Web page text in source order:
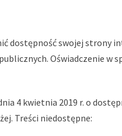
dostępność swojej strony
Oświadczenie w
4 kwietnia 2019 r. o
Treści niedostępne: